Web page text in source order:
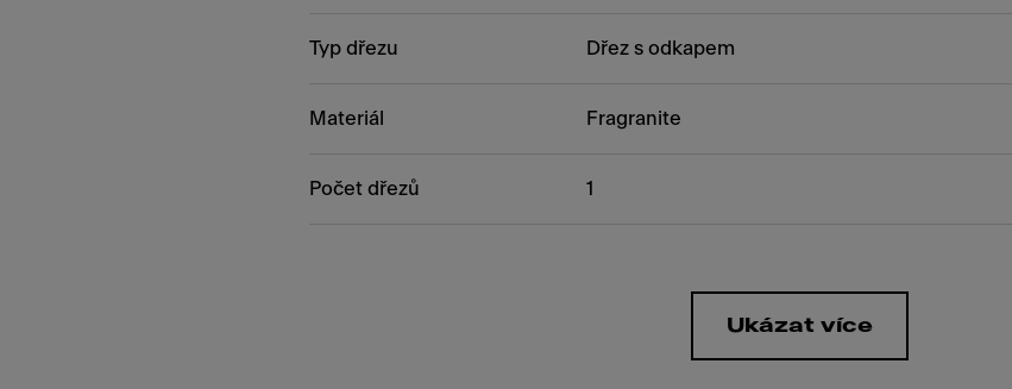
Typ dřezu Dřez s odkapem
Materiál Fragranite
Počet dřezů 1
Ukázat více